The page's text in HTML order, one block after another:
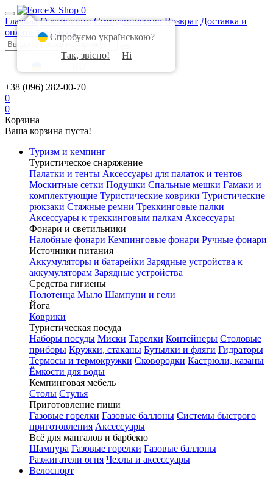
0
Главная О компании Сотрудничество Возврат Доставка и
оплата
Контакты
+38 (096) 282-00-70
0
0
Корзина
Ваша корзина пуста!
Туризм и кемпинг
Туристическое снаряжение
Палатки и тенты Аксессуары для палаток и тентов
Москитные сетки Подушки Спальные мешки Гамаки и
комплектующие Туристические коврики Туристические
рюкзаки Стяжные ремни Треккинговые палки
Аксессуары к треккинговым палкам Аксессуары
Фонари и светильники
Налобные фонари Кемпинговые фонари Ручные фонари
Источники питания
Аккумуляторы и батарейки Зарядные устройства к
аккумуляторам Зарядные устройства
Средства гигиены
Полотенца Мыло Шампуни и гели
Йога
Коврики
Туристическая посуда
Наборы посуды Миски Тарелки Контейнеры Столовые
приборы Кружки, стаканы Бутылки и фляги Гидраторы
Термосы и термокружки Сковородки Кастрюли, казаны
Ёмкости для воды
Кемпинговая мебель
Столы Стулья
Приготовление пищи
Газовые горелки Газовые баллоны Системы быстрого
приготовления Аксессуары
Всё для мангалов и барбекю
Шампура Газовые горелки Газовые баллоны
Разжигатели огня Чехлы и аксессуары
Велоспорт
Спробуємо українською?
Так, звісно!
Ні